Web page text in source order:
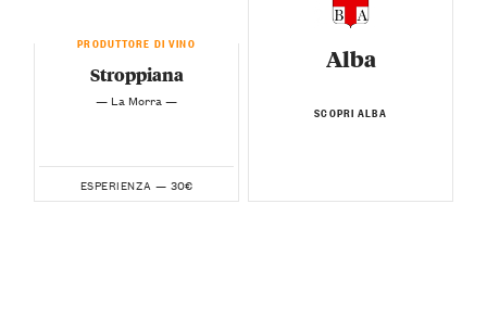
PRODUTTORE DI VINO
Stroppiana
— La Morra —
ESPERIENZA — 30€
Alba
SCOPRI ALBA